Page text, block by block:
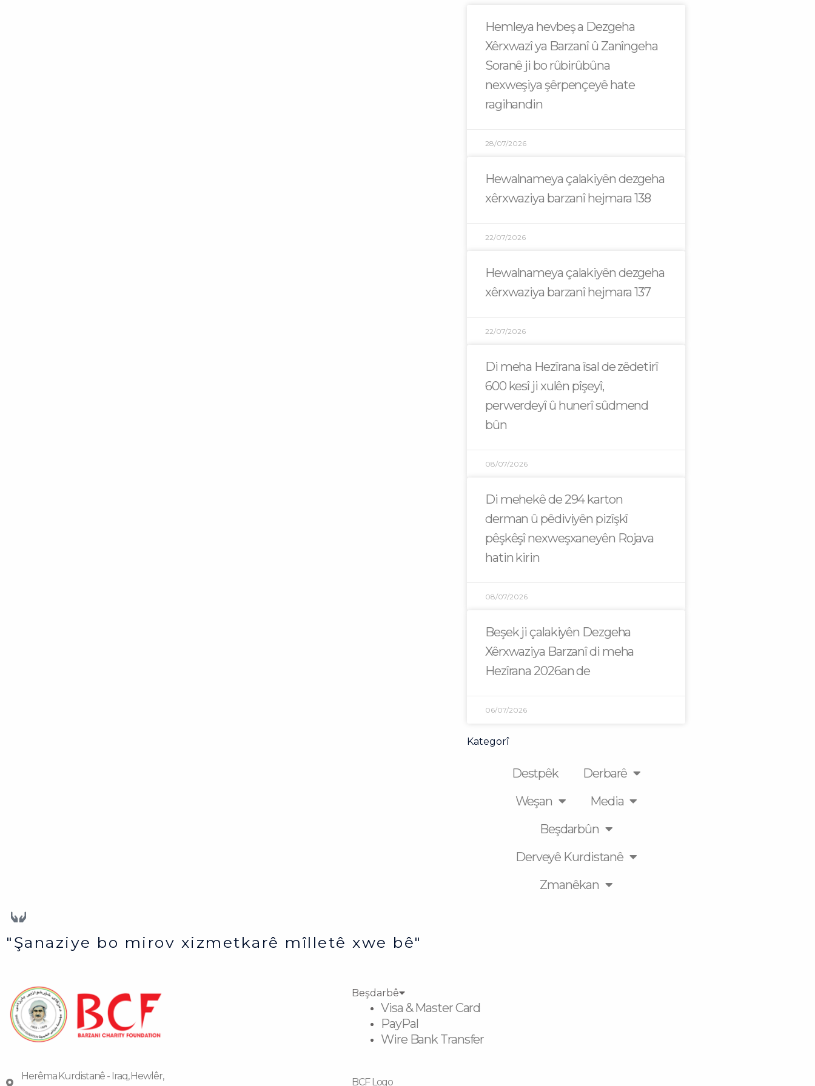
Hemleya hevbeş a Dezgeha
Xêrxwazî ya Barzanî û Zanîngeha
Soranê ji bo rûbirûbûna
nexweşiya şêrpençeyê hate
ragihandin
28/07/2026
Hewalnameya çalakiyên dezgeha
xêrxwaziya barzanî hejmara 138
22/07/2026
Hewalnameya çalakiyên dezgeha
xêrxwaziya barzanî hejmara 137
22/07/2026
Di meha Hezîrana îsal de zêdetirî
600 kesî ji xulên pîşeyî,
perwerdeyî û hunerî sûdmend
bûn
08/07/2026
Di mehekê de 294 karton
derman û pêdiviyên pizîşkî
pêşkêşî nexweşxaneyên Rojava
hatin kirin
08/07/2026
Beşek ji çalakiyên Dezgeha
Xêrxwaziya Barzanî di meha
Hezîrana 2026an de
06/07/2026
Kategorî
Destpêk
Derbarê
Weşan
Media
Beşdarbûn
Derveyê Kurdistanê
Zmanêkan
"Şanaziye bo mirov xizmetkarê mîlletê xwe bê"
Herêma Kurdistanê - Iraq, Hewlêr,
Beşdarbê
Visa & Master Card
PayPal
Wire Bank Transfer
BCF Logo